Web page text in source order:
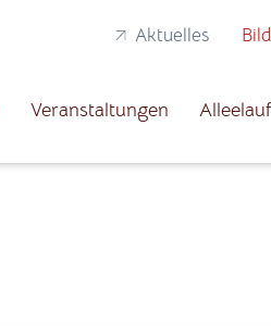
Aktuelles
Veranstaltungen Alleelauf